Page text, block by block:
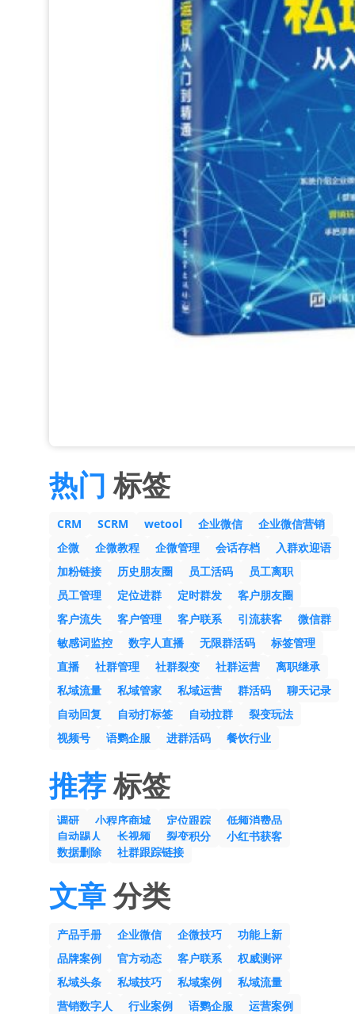
热门 标签
CRM SCRM wetool 企业微信
企业微信营销
企微
企微教程 企微管理 会话存档
入群欢迎语
加粉链接
历史朋友圈 员工活码
员工离职
员工管理
定位进群 定时群发
客户朋友圈
客户流失
客户管理 客户联系 引流获客
微信群
敏感词监控
数字人直播 无限群活码
标签管理
直播
社群管理 社群裂变 社群运营
离职继承
私域流量
私域管家 私域运营 群活码
聊天记录
自动回复
自动打标签 自动拉群
裂变玩法
视频号
语鹦企服 进群活码 餐饮行业
推荐标签
调研 小程序商城 定位跟踪
低频消费品
自动踢人
长视频 裂变积分
小红书获客
数据删除
社群跟踪链接
文章分类
产品手册 企业微信 企微技巧
功能上新
品牌案例
官方动态 客户联系
权威测评
私域头条
私域技巧 私域案例
私域流量
营销数字人
行业案例 语鹦企服 运营案例